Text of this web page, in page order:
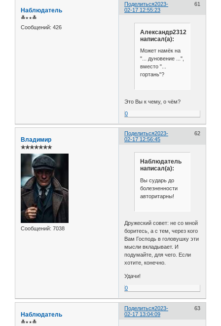
Поделиться 61
2023-
02-17 12:55:23
Наблюдатель
≛⋆⋆≛
Сообщений: 426
Александр2312
написал(а):
Может намёк на
"... дуновение ...",
вместо "...
гортань"?
Это Вы к чему, о чём?
0
Поделиться 62
2023-
02-17 12:56:45
Владимир
✯✯✯✯✯✯✯
Сообщений: 7038
Наблюдатель
написал(а):
Вы сударь до
болезненности
авторитарны!
Дружеский совет: не со мной
боритесь, а с тем, через кого
Вам Господь в головушку эти
мысли вкладывает. И
подумайте, для чего. Если
хотите, конечно.
Удачи!
0
Поделиться 63
2023-
02-17 13:04:09
Наблюдатель
≛⋆⋆≛